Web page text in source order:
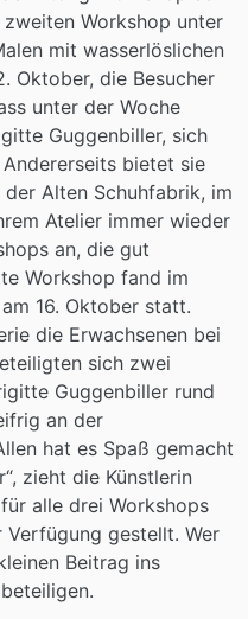
Workshop unter
mit wasserlöslichen
Oktober, die Besucher
unter der Woche
Guggenbiller, sich
bietet sie
Alten Schuhfabrik, im
Atelier immer wieder
an, die gut
Workshop fand im
16. Oktober statt.
die Erwachsenen bei
sich zwei
Guggenbiller rund
an der
hat es Spaß gemacht
zieht die Künstlerin
alle drei Workshops
gestellt. Wer
Beitrag ins